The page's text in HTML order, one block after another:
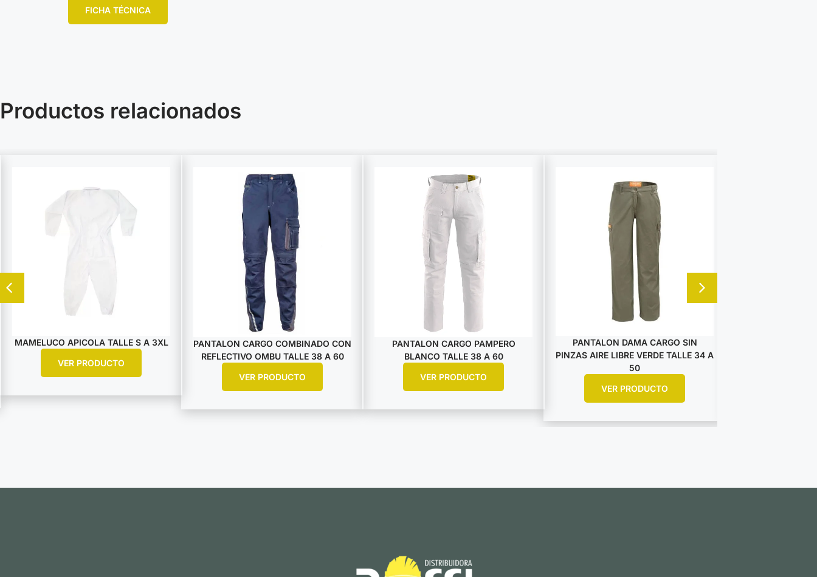
FICHA TÉCNICA
Productos relacionados
MAMELUCO APICOLA TALLE S A 3XL
VER PRODUCTO
PANTALON CARGO COMBINADO CON
REFLECTIVO OMBU TALLE 38 A 60
VER PRODUCTO
PANTALON CARGO PAMPERO
BLANCO TALLE 38 A 60
VER PRODUCTO
PANTALON DAMA CARGO SIN
PINZAS AIRE LIBRE VERDE TALLE 34 A
50
VER PRODUCTO